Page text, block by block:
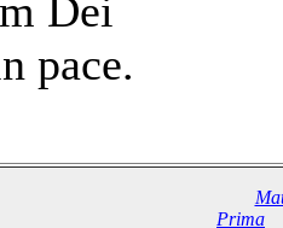
Dei
pace.
Prima